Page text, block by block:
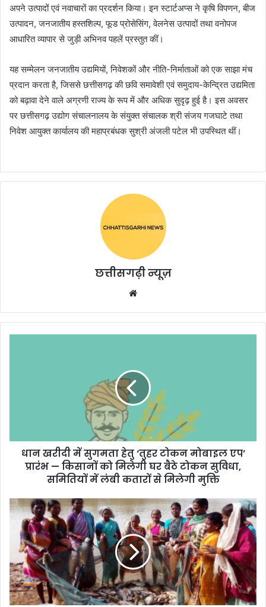
अपने उत्पादों एवं नवाचारों का प्रदर्शन किया। इन स्टार्टअप्स ने कृषि विपणन, बीज
उत्पादन, जनजातीय हस्तशिल्प, फूड प्रोसेसिंग, वेलनेस उत्पादों तथा वनोपज
आधारित व्यापार से जुड़ी अभिनव पहलें प्रस्तुत कीं।
यह सम्मेलन जनजातीय उद्यमियों, निवेशकों और नीति-निर्माताओं को एक साझा मंच
प्रदान करता है, जिससे छत्तीसगढ़ की छवि समावेशी एवं समुदाय-केन्द्रित उद्यमिता
को बढ़ावा देने वाले अग्रणी राज्य के रूप में और अधिक सुदृढ़ हुई है। इस अवसर
पर छत्तीसगढ़ उद्योग संचालनालय के संयुक्त संचालक श्री संजय गजघाटे तथा
निवेश आयुक्त कार्यालय की महाप्रबंधक सुश्री अंजली पटेल भी उपस्थित थीं।
छत्तीसगढ़ी न्यूज़
धान खरीदी में सुगमता हेतु ‘तुहर टोकन मोबाइल एप’
प्रारंभ — किसानों को मिलेगी घर बैठे टोकन सुविधा,
समितियों में लंबी कतारों से मिलेगी मुक्ति